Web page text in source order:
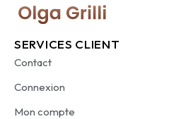
SERVICES CLIENT
Contact
Connexion
Mon compte